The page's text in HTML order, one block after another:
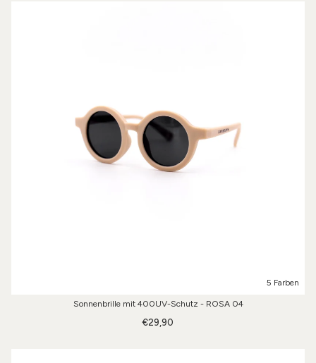
5 Farben
Sonnenbrille mit 400UV-Schutz - ROSA 04
€29,90